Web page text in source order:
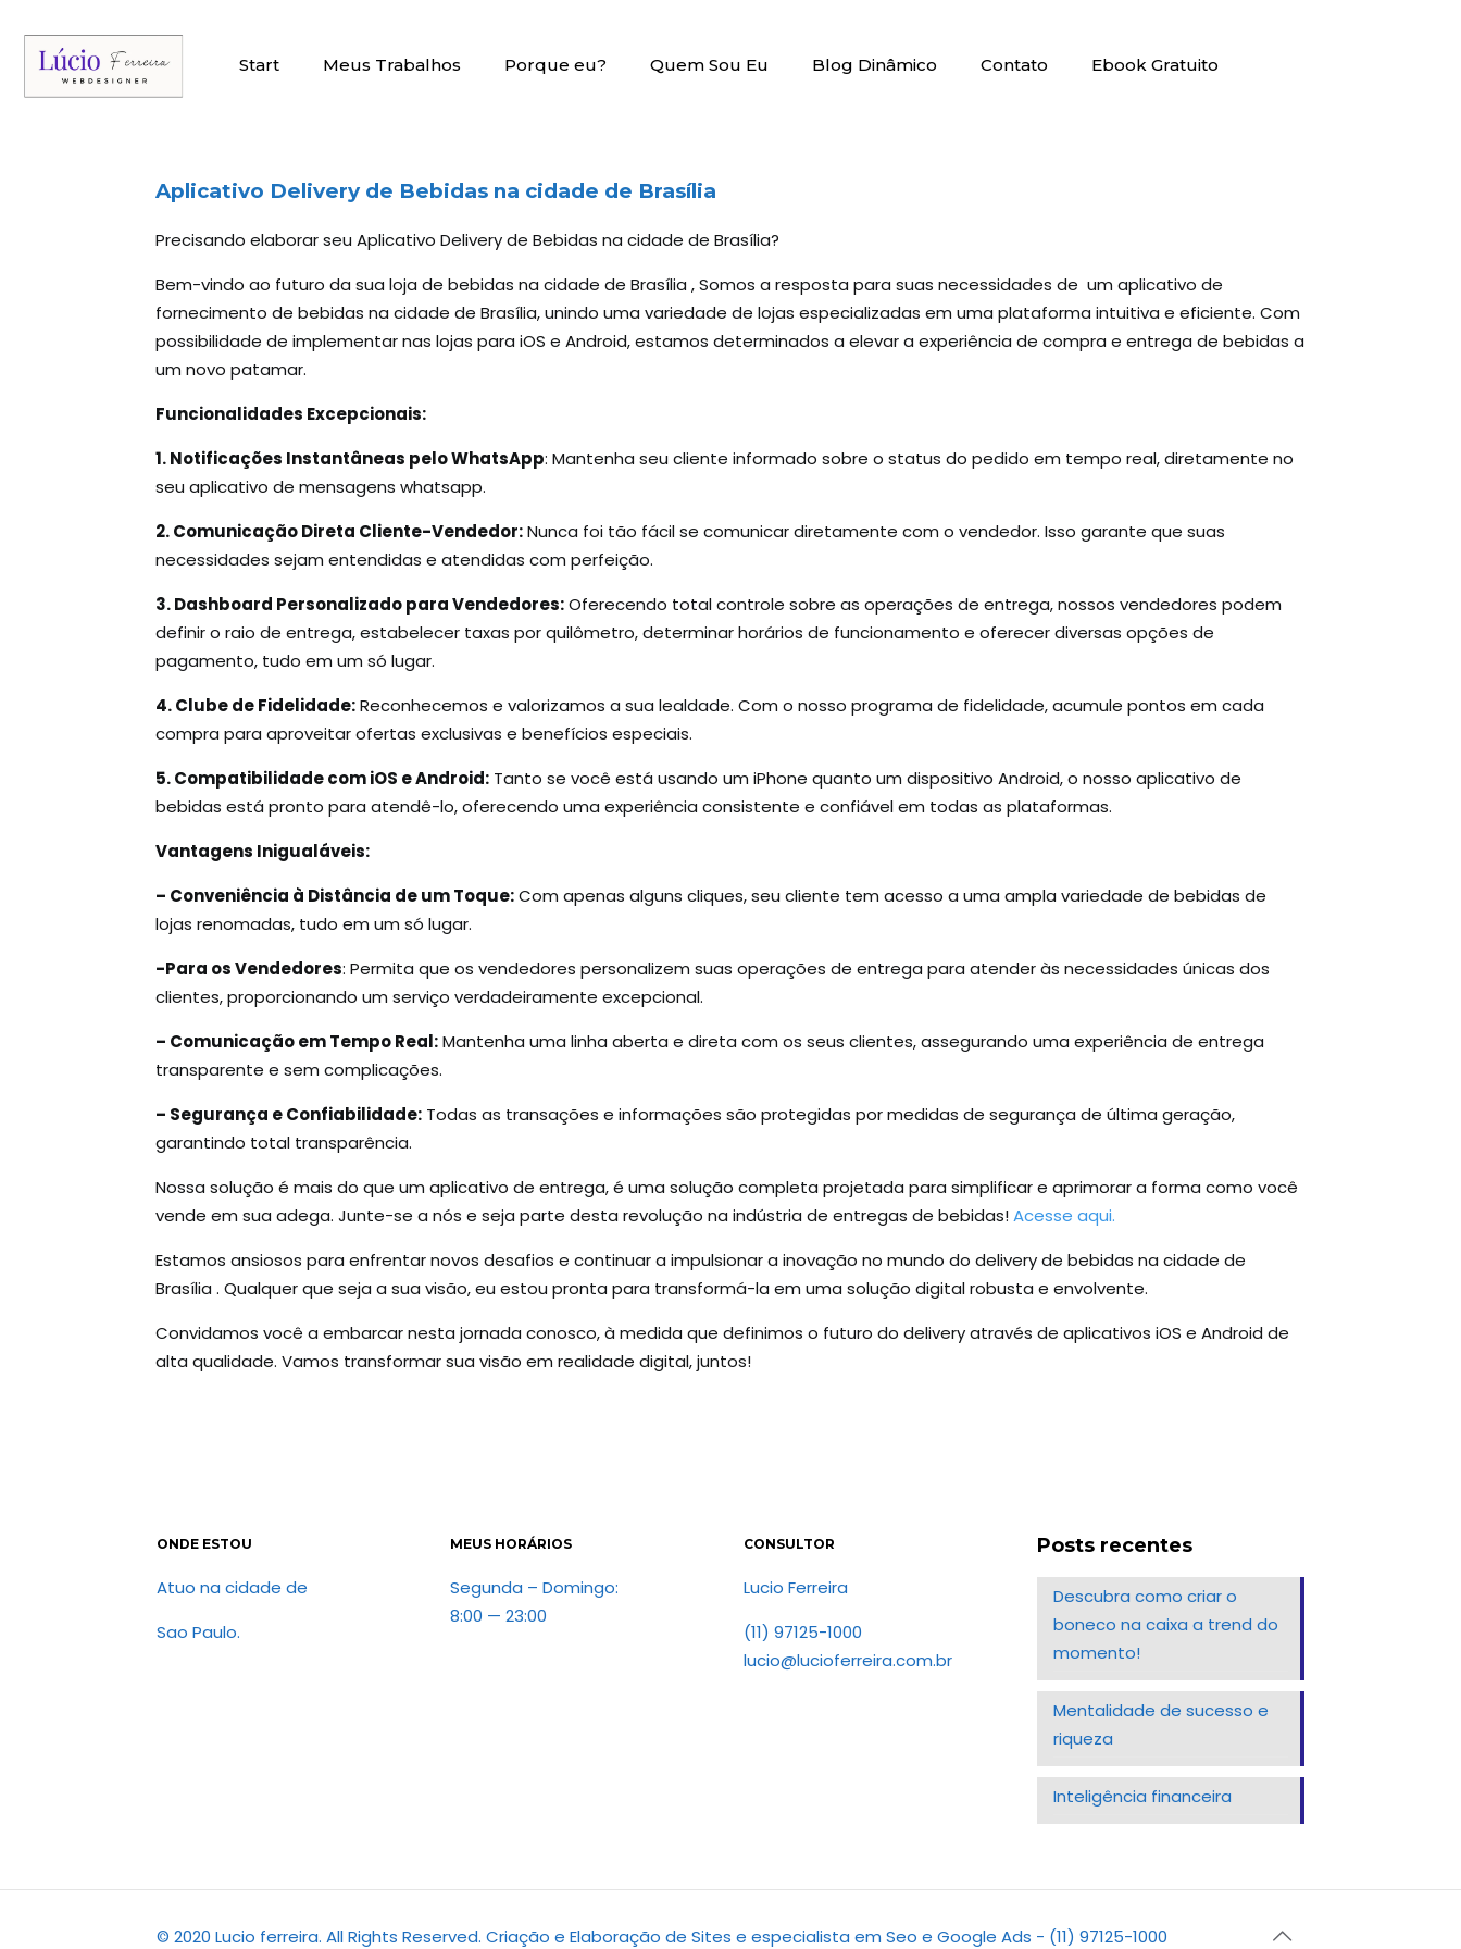
Start Meus Trabalhos Porque eu? Quem Sou Eu Blog Dinâmico Contato Ebook Gratuito
Aplicativo Deliveryde Bebidas na cidade de Brasília
Precisando elaborar seu Aplicativo Delivery de Bebidas na cidade de Brasília?
Bem-vindo ao futuro da sua loja de bebidas na cidade de Brasília , Somos a resposta para suas necessidades de um aplicativo de
fornecimento de bebidas na cidade de Brasília, unindo uma variedade de lojas especializadas em uma plataforma intuitiva e eficiente. Com
possibilidade de implementar nas lojas para iOS e Android, estamos determinados a elevar a experiência de compra e entrega de bebidas a
um novo patamar.
Funcionalidades Excepcionais:
1. Notificações Instantâneas pelo WhatsApp: Mantenha seu cliente informado sobre o status do pedido em tempo real, diretamente no
seu aplicativo de mensagens whatsapp.
2. Comunicação Direta Cliente-Vendedor:Nunca foi tão fácil se comunicar diretamente com o vendedor. Isso garante que suas
necessidades sejam entendidas e atendidas com perfeição.
3. Dashboard Personalizado para Vendedores:Oferecendo total controle sobre as operações de entrega, nossos vendedores podem
definir o raio de entrega, estabelecer taxas por quilômetro, determinar horários de funcionamento e oferecer diversas opções de
pagamento, tudo em um só lugar.
4. Clube de Fidelidade:Reconhecemos e valorizamos a sua lealdade. Com o nosso programa de fidelidade, acumule pontos em cada
compra para aproveitar ofertas exclusivas e benefícios especiais.
5. Compatibilidade com iOS e Android:Tanto se você está usando um iPhone quanto um dispositivo Android, o nosso aplicativo de
bebidas está pronto para atendê-lo, oferecendo uma experiência consistente e confiável em todas as plataformas.
Vantagens Inigualáveis:
– Conveniência à Distância de um Toque:Com apenas alguns cliques, seu cliente tem acesso a uma ampla variedade de bebidas de
lojas renomadas, tudo em um só lugar.
-Para os Vendedores: Permita que os vendedores personalizem suas operações de entrega para atender às necessidades únicas dos
clientes, proporcionando um serviço verdadeiramente excepcional.
– Comunicação em Tempo Real:Mantenha uma linha aberta e direta com os seus clientes, assegurando uma experiência de entrega
transparente e sem complicações.
– Segurança e Confiabilidade:Todas as transações e informações são protegidas por medidas de segurança de última geração,
garantindo total transparência.
Nossa solução é mais do que um aplicativo de entrega, é uma solução completa projetada para simplificar e aprimorar a forma como você
vende em sua adega. Junte-se a nós e seja parte desta revolução na indústria de entregas de bebidas!Acesse aqui.
Estamos ansiosos para enfrentar novos desafios e continuar a impulsionar a inovação no mundo do delivery de bebidas na cidade de
Brasília . Qualquer que seja a sua visão, eu estou pronta para transformá-la em uma solução digital robusta e envolvente.
Convidamos você a embarcar nesta jornada conosco, à medida que definimos o futuro do delivery através de aplicativos iOS e Android de
alta qualidade. Vamos transformar sua visão em realidade digital, juntos!
ONDE ESTOU
Atuo na cidade de
Sao Paulo.
MEUS HORÁRIOS
Segunda – Domingo:
8:00 — 23:00
CONSULTOR
Lucio Ferreira
(11) 97125-1000
lucio@lucioferreira.com.br
Posts recentes
Descubra como criar o
boneco na caixa a trend do
momento!
Mentalidade de sucesso e
riqueza
Inteligência financeira
© 2020 Lucio ferreira. All Rights Reserved. Criação e Elaboração de Sites e especialista em Seo e Google Ads - (11) 97125-1000